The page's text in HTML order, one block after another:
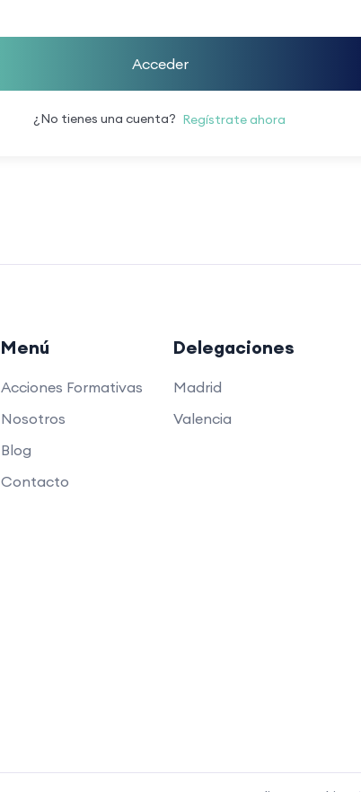
Acceder
¿No tienes una cuenta? Regístrate ahora
Menú
Acciones Formativas
Nosotros
Blog
Contacto
Delegaciones
Madrid
Valencia